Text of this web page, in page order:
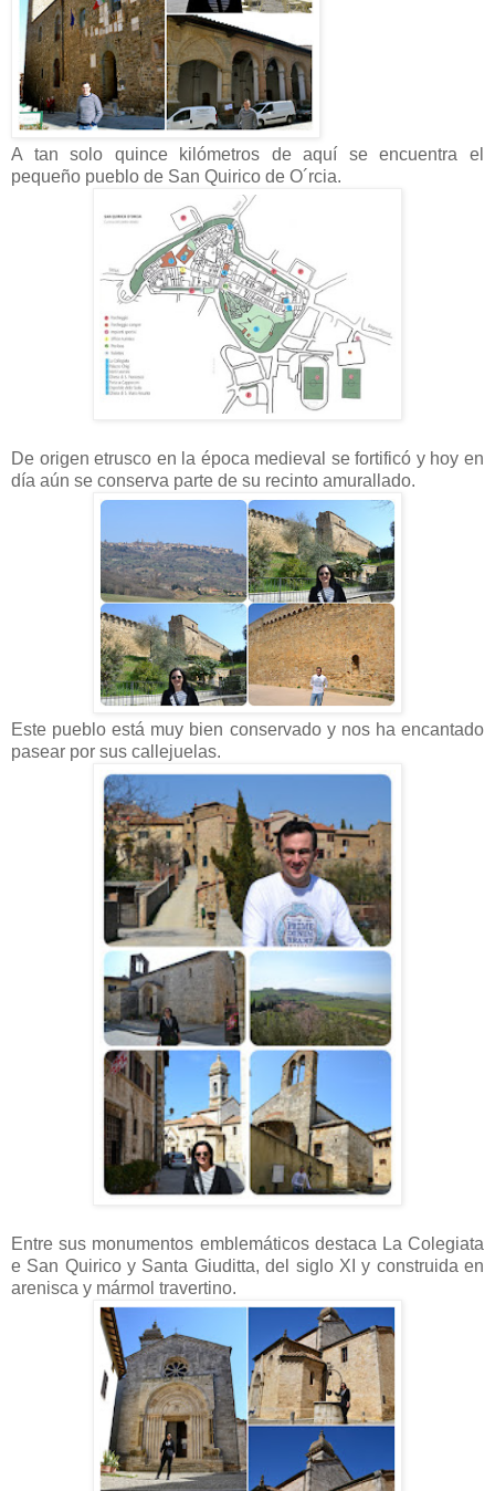
A tan solo quince kilómetros de aquí se encuentra el
pequeño pueblo de San Quirico de O´rcia.
De origen etrusco en la época medieval se fortificó y hoy en
día aún se conserva parte de su recinto amurallado.
Este pueblo está muy bien conservado y nos ha encantado
pasear por sus callejuelas.
Entre sus monumentos emblemáticos destaca La Colegiata
e San Quirico y Santa Giuditta, del siglo XI y construida en
arenisca y mármol travertino.